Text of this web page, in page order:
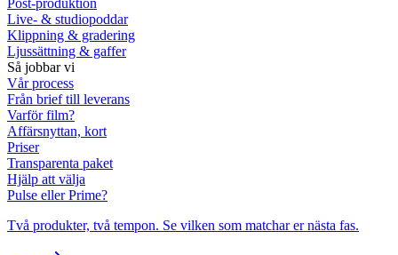
Live- & studiopoddar
Klippning & gradering
Ljussättning & gaffer
Så jobbar vi
Vår process
Från brief till leverans
Varför film?
Affärsnyttan, kort
Priser
Transparenta paket
Hjälp att välja
Pulse eller Prime?
Två produkter, två tempon. Se vilken som matchar er nästa fas.